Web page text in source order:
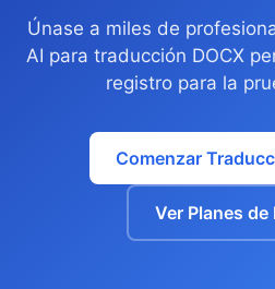
Únase a miles de
AI para traducción DOCX
registro para la
Comenzar
Ver Planes de